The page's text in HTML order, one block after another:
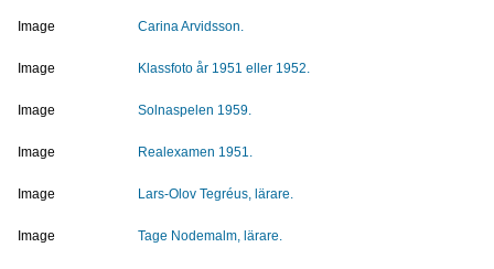
Image Carina Arvidsson.
Image Klassfoto år 1951 eller 1952.
Image Solnaspelen 1959.
Image Realexamen 1951.
Image Lars-Olov Tegréus, lärare.
Image Tage Nodemalm, lärare.